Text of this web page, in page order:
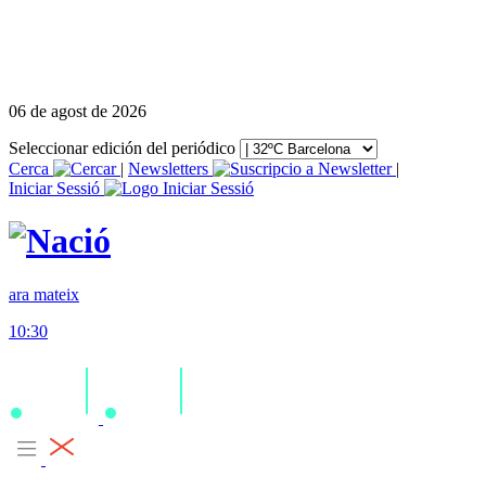
06 de agost de 2026
Seleccionar edición del periódico
Cerca
| Newsletters
|
Iniciar Sessió
ara mateix
10:30